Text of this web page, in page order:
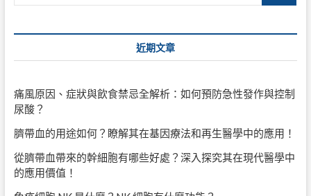
近期文章
痛風原因、症狀與飲食禁忌全解析：如何預防急性發作與控制
尿酸？
臍帶血的用途如何？瞭解其在基因療法和再生醫學中的應用！
從臍帶血帶來的幹細胞有哪些好處？深入探究其在現代醫學中
的應用價值！